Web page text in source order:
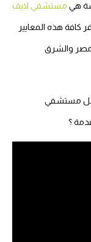
هي مستشفي لايف
كافة هذه المعايير
مصر والشرق
مستشفي
؟